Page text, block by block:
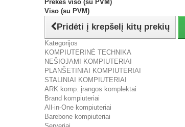
Prekės viso (su PVM)
Viso (su PVM)
Pridėti į krepšelį kitų prekių
Kategorijos
KOMPIUTERINĖ TECHNIKA
NEŠIOJAMI KOMPIUTERIAI
PLANŠETINIAI KOMPIUTERIAI
STALINIAI KOMPIUTERIAI
ARK komp. įrangos komplektai
Brand kompiuteriai
All-in-One kompiuteriai
Barebone kompiuteriai